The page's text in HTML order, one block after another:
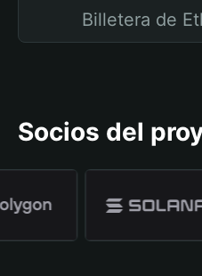
Billetera de
Socios del